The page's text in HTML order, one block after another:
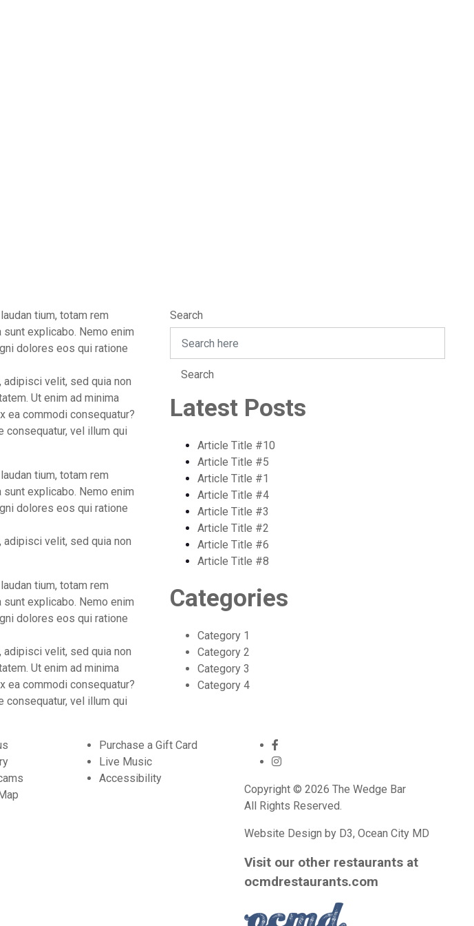
tium, totam rem
explicabo. Nemo enim
dolores eos qui ratione
velit, sed quia non
Ut enim ad minima
ea commodi consequatur?
vel illum qui
tium, totam rem
explicabo. Nemo enim
dolores eos qui ratione
velit, sed quia non
tium, totam rem
explicabo. Nemo enim
dolores eos qui ratione
velit, sed quia non
Ut enim ad minima
ea commodi consequatur?
vel illum qui
Search
Search
Latest Posts
Article Title #10
Article Title #5
Article Title #1
Article Title #4
Article Title #3
Article Title #2
Article Title #6
Article Title #8
Categories
Category 1
Category 2
Category 3
Category 4
Purchase a Gift Card
Live Music
Accessibility
Copyright © 2026 The Wedge Bar
All Rights Reserved.
Website Design by D3, Ocean City MD
Visit our other restaurants at
ocmdrestaurants.com